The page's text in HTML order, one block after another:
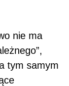
nie ma
tym samym